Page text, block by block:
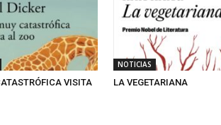
VISITA
NOTICIAS
LA VEGETARIANA